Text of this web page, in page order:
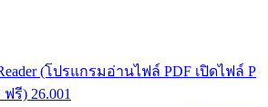
(โปรแกรมอ่านไฟล์ PDF เปิดไฟล์ P
รี) 26.001